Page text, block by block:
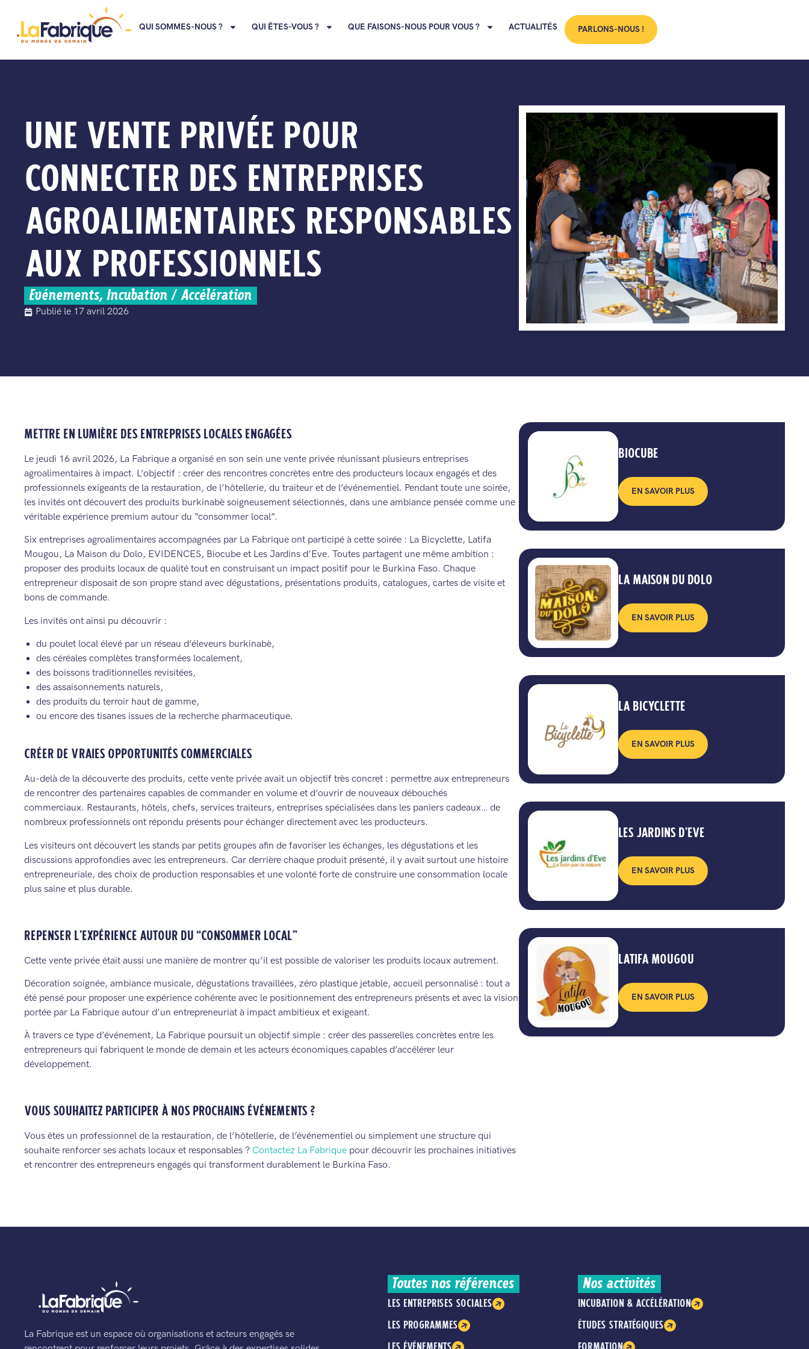
QUI SOMMES-NOUS ? QUI ÊTES-VOUS ? QUE FAISONS-NOUS POUR VOUS ? ACTUALITÉS PARLONS-NOUS !
UNE VENTE PRIVÉE POUR
CONNECTER DES ENTREPRISES
AGROALIMENTAIRES RESPONSABLES
AUX PROFESSIONNELS
Evénements,Incubation / Accélération
Publié le 17 avril 2026
METTRE EN LUMIÈRE DES ENTREPRISES LOCALES ENGAGÉES
Le jeudi 16 avril 2026, La Fabrique a organisé en son sein une vente privée réunissant plusieurs entreprises
agroalimentaires à impact. L’objectif : créer des rencontres concrètes entre des producteurs locaux engagés et des
professionnels exigeants de la restauration, de l’hôtellerie, du traiteur et de l’événementiel. Pendant toute une soirée,
les invités ont découvert des produits burkinabè soigneusement sélectionnés, dans une ambiance pensée comme une
véritable expérience premium autour du “consommer local”.
Six entreprises agroalimentaires accompagnées par La Fabrique ont participé à cette soirée : La Bicyclette, Latifa
Mougou, La Maison du Dolo, EVIDENCES, Biocube et Les Jardins d’Eve. Toutes partagent une même ambition :
proposer des produits locaux de qualité tout en construisant un impact positif pour le Burkina Faso. Chaque
entrepreneur disposait de son propre stand avec dégustations, présentations produits, catalogues, cartes de visite et
bons de commande.
Les invités ont ainsi pu découvrir :
du poulet local élevé par un réseau d’éleveurs burkinabè,
des céréales complètes transformées localement,
des boissons traditionnelles revisitées,
des assaisonnements naturels,
des produits du terroir haut de gamme,
ou encore des tisanes issues de la recherche pharmaceutique.
CRÉER DE VRAIES OPPORTUNITÉS COMMERCIALES
Au-delà de la découverte des produits, cette vente privée avait un objectif très concret : permettre aux entrepreneurs
de rencontrer des partenaires capables de commander en volume et d’ouvrir de nouveaux débouchés
commerciaux. Restaurants, hôtels, chefs, services traiteurs, entreprises spécialisées dans les paniers cadeaux… de
nombreux professionnels ont répondu présents pour échanger directement avec les producteurs.
Les visiteurs ont découvert les stands par petits groupes afin de favoriser les échanges, les dégustations et les
discussions approfondies avec les entrepreneurs. Car derrière chaque produit présenté, il y avait surtout une histoire
entrepreneuriale, des choix de production responsables et une volonté forte de construire une consommation locale
plus saine et plus durable.
REPENSER L’EXPÉRIENCE AUTOUR DU “CONSOMMER LOCAL”
Cette vente privée était aussi une manière de montrer qu’il est possible de valoriser les produits locaux autrement.
Décoration soignée, ambiance musicale, dégustations travaillées, zéro plastique jetable, accueil personnalisé : tout a
été pensé pour proposer une expérience cohérente avec le positionnement des entrepreneurs présents et avec la vision
portée par La Fabrique autour d’un entrepreneuriat à impact ambitieux et exigeant.
À travers ce type d’événement, La Fabrique poursuit un objectif simple : créer des passerelles concrètes entre les
entrepreneurs qui fabriquent le monde de demain et les acteurs économiques capables d’accélérer leur
développement.
VOUS SOUHAITEZ PARTICIPER À NOS PROCHAINS ÉVÉNEMENTS ?
Vous êtes un professionnel de la restauration, de l’hôtellerie, de l’événementiel ou simplement une structure qui
souhaite renforcer ses achats locaux et responsables ? Contactez La Fabrique pour découvrir les prochaines initiatives
et rencontrer des entrepreneurs engagés qui transforment durablement le Burkina Faso.
BIOCUBE
EN SAVOIR PLUS
LA MAISON DU DOLO
EN SAVOIR PLUS
LA BICYCLETTE
EN SAVOIR PLUS
LES JARDINS D’EVE
EN SAVOIR PLUS
LATIFA MOUGOU
EN SAVOIR PLUS
La Fabrique est un espace où organisations et acteurs engagés se
Toutes nos références
LES ENTREPRISES SOCIALES
LES PROGRAMMES
Nos activités
INCUBATION & ACCÉLÉRATION
ÉTUDES STRATÉGIQUES